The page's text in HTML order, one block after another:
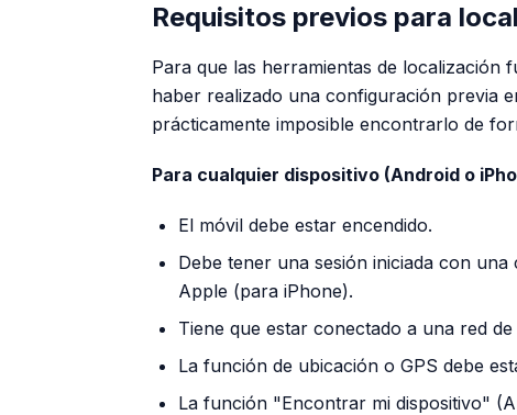
Requisitos previos para
Para que las herramientas de
haber realizado una configuración previa
prácticamente imposible encontrarlo de
Para cualquier dispositivo (Android o
El móvil debe estar encendido.
Debe tener una sesión iniciada con
Apple (para iPhone).
Tiene que estar conectado a una red
La función de ubicación o GPS debe
La función "Encontrar mi dispositivo"